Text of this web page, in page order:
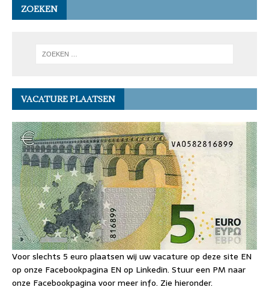
ZOEKEN
VACATURE PLAATSEN
Voor slechts 5 euro plaatsen wij uw vacature op deze site EN
op onze Facebookpagina EN op Linkedin. Stuur een PM naar
onze Facebookpagina voor meer info. Zie hieronder.